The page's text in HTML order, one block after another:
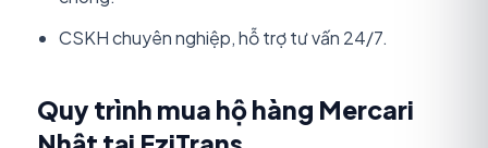
CSKH chuyên nghiệp, hỗ trợ tư vấn 24/7.
Quy trình mua hộ hàng Mercari